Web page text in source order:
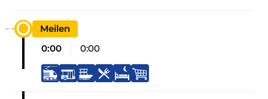
Meilen
0:00
0:00